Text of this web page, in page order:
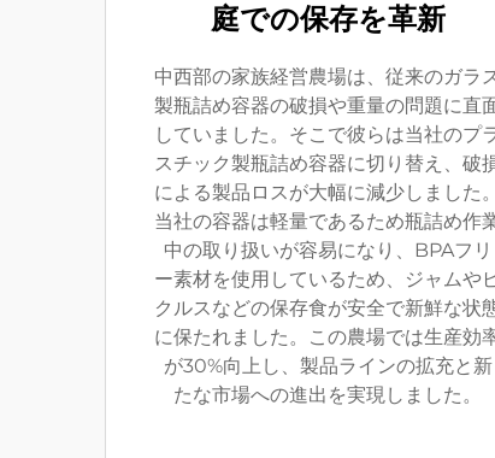
庭での保存を革新
中西部の家族経営農場は、従来のガラ
製瓶詰め容器の破損や重量の問題に直
していました。そこで彼らは当社のプ
スチック製瓶詰め容器に切り替え、破
による製品ロスが大幅に減少しました。
当社の容器は軽量であるため瓶詰め作
中の取り扱いが容易になり、BPAフリ
ー素材を使用しているため、ジャムや
クルスなどの保存食が安全で新鮮な状
に保たれました。この農場では生産効
が30%向上し、製品ラインの拡充と新
たな市場への進出を実現しました。